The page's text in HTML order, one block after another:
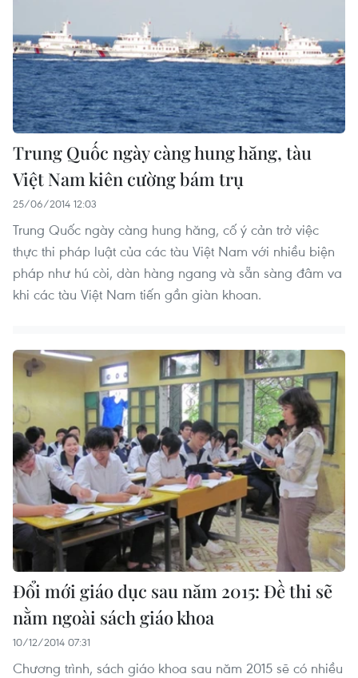
Trung Quốc ngày càng hung hăng, tàu
Việt Nam kiên cường bám trụ
25/06/2014 12:03
Trung Quốc ngày càng hung hăng, cố ý cản trở việc
thực thi pháp luật của các tàu Việt Nam với nhiều biện
pháp như hú còi, dàn hàng ngang và sẵn sàng đâm va
khi các tàu Việt Nam tiến gần giàn khoan.
Đổi mới giáo dục sau năm 2015: Đề thi sẽ
nằm ngoài sách giáo khoa
10/12/2014 07:31
Chương trình, sách giáo khoa sau năm 2015 sẽ có nhiều